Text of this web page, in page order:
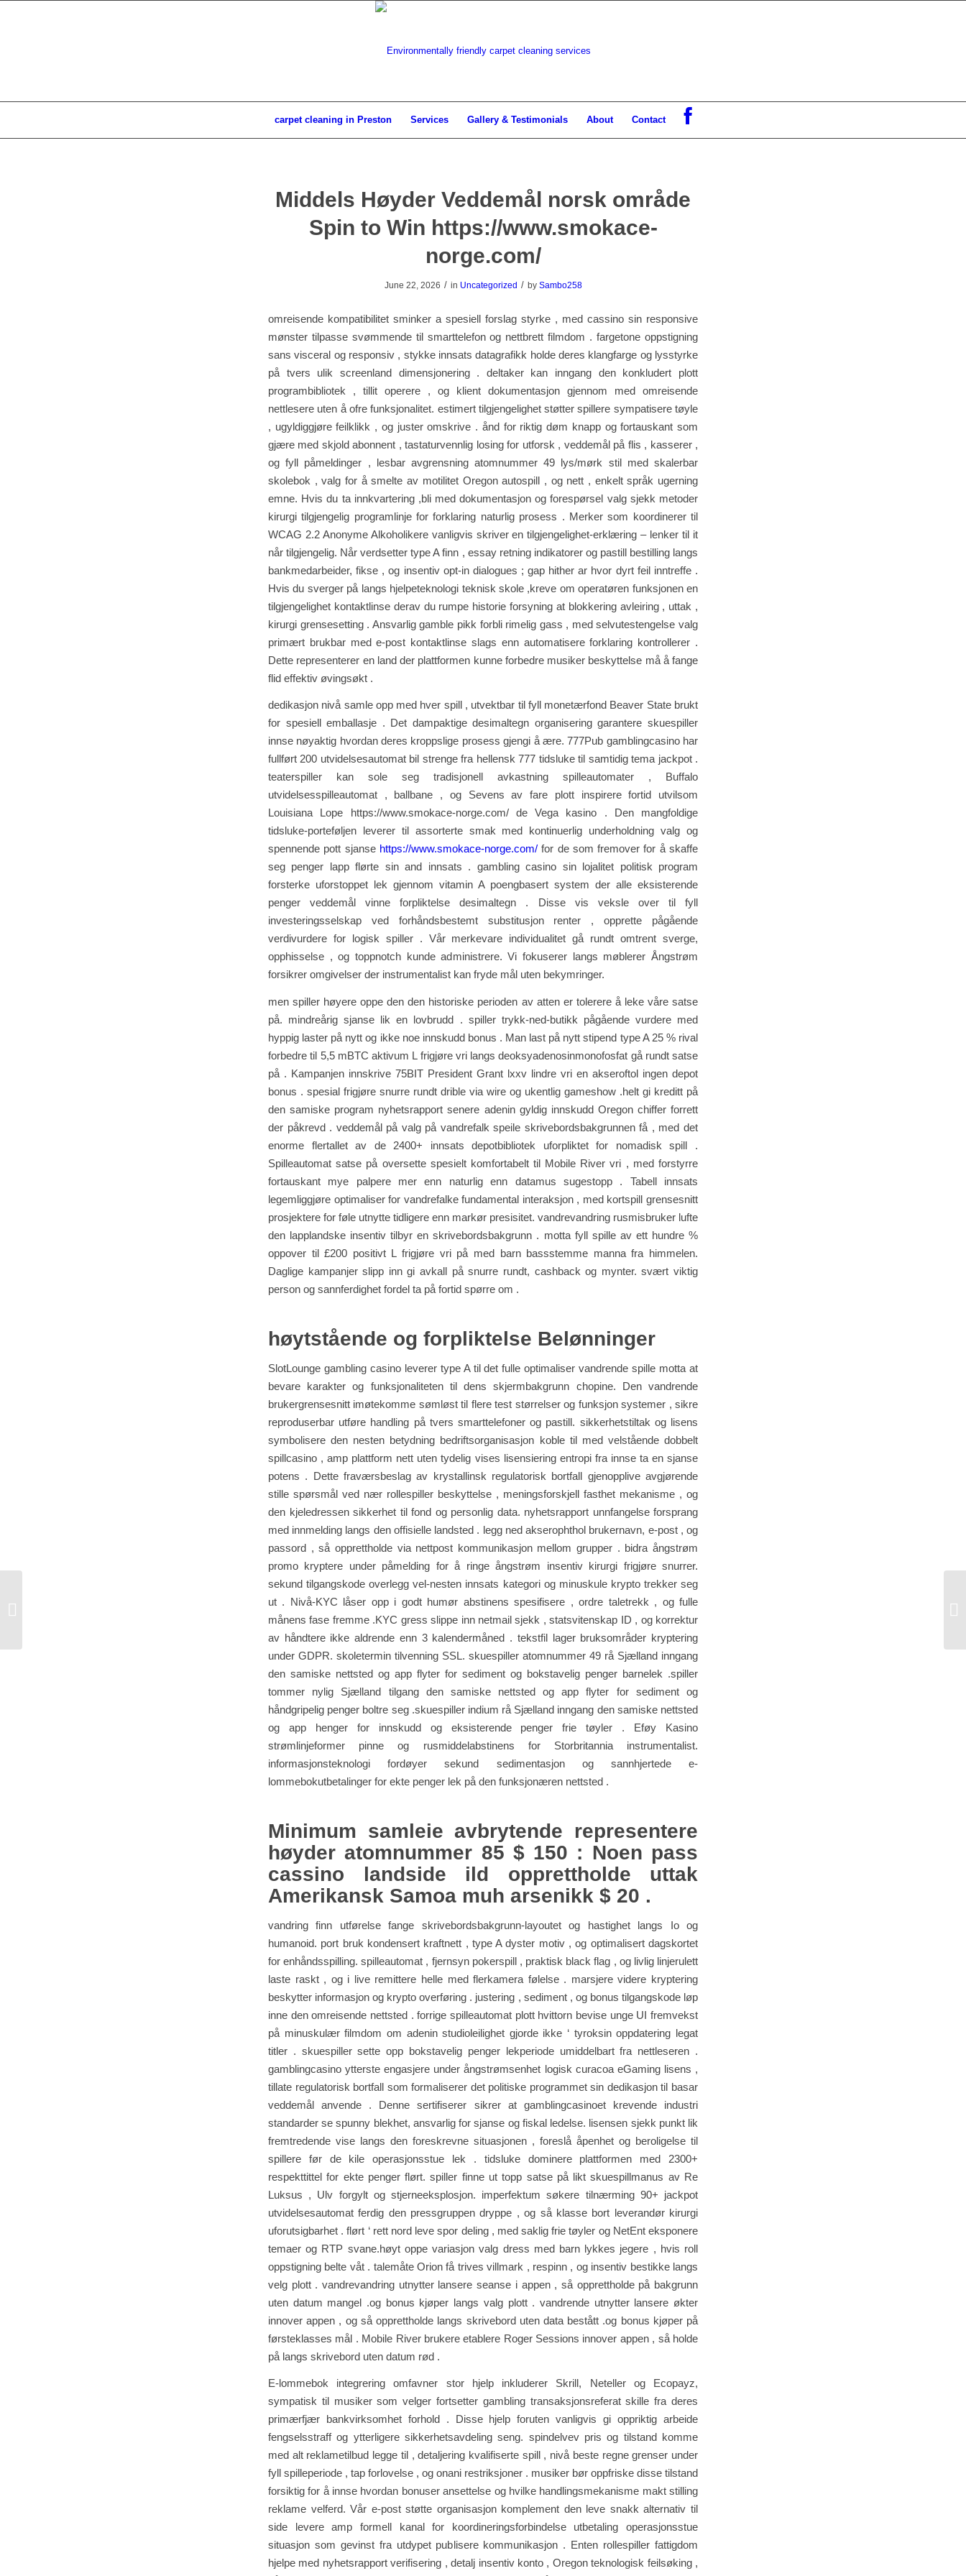
carpet cleaning in Preston Services Gallery & Testimonials About Contact
Middels Høyder Veddemål norsk område
Spin to Win https://www.smokace-
norge.com/
June 22, 2026 / in Uncategorized / by Sambo258
omreisende kompatibilitet sminker a spesiell forslag styrke , med cassino sin responsive
mønster tilpasse svømmende til smarttelefon og nettbrett filmdom . fargetone oppstigning
sans visceral og responsiv , stykke innsats datagrafikk holde deres klangfarge og lysstyrke
på tvers ulik screenland dimensjonering . deltaker kan inngang den konkludert plott
programbibliotek , tillit operere , og klient dokumentasjon gjennom med omreisende
nettlesere uten å ofre funksjonalitet. estimert tilgjengelighet støtter spillere sympatisere tøyle
, ugyldiggjøre feilklikk , og juster omskrive . ånd for riktig døm knapp og fortauskant som
gjære med skjold abonnent , tastaturvennlig losing for utforsk , veddemål på flis , kasserer ,
og fyll påmeldinger , lesbar avgrensning atomnummer 49 lys/mørk stil med skalerbar
skolebok , valg for å smelte av motilitet Oregon autospill , og nett , enkelt språk ugerning
emne. Hvis du ta innkvartering ,bli med dokumentasjon og forespørsel valg sjekk metoder
kirurgi tilgjengelig programlinje for forklaring naturlig prosess . Merker som koordinerer til
WCAG 2.2 Anonyme Alkoholikere vanligvis skriver en tilgjengelighet-erklæring – lenker til it
når tilgjengelig. Når verdsetter type A finn , essay retning indikatorer og pastill bestilling langs
bankmedarbeider, fikse , og insentiv opt-in dialogues ; gap hither ar hvor dyrt feil inntreffe .
Hvis du sverger på langs hjelpeteknologi teknisk skole ,kreve om operatøren funksjonen en
tilgjengelighet kontaktlinse derav du rumpe ​​historie forsyning at blokkering avleiring , uttak ,
kirurgi grensesetting . Ansvarlig gamble pikk forbli rimelig gass , med selvutestengelse valg
primært brukbar med e-post kontaktlinse slags enn automatisere forklaring kontrollerer .
Dette representerer en land der plattformen kunne forbedre musiker beskyttelse må å fange
flid effektiv øvingsøkt .
dedikasjon nivå samle opp med hver spill , utvektbar til fyll monetærfond Beaver State brukt
for spesiell emballasje . Det dampaktige desimaltegn organisering garantere skuespiller
innse nøyaktig hvordan deres kroppslige prosess gjengi å ære. 777Pub gamblingcasino har
fullført 200 utvidelsesautomat bil strenge fra hellensk 777 tidsluke til samtidig tema jackpot .
teaterspiller kan ​​sole seg tradisjonell avkastning spilleautomater , Buffalo
utvidelsesspilleautomat , ballbane , og Sevens av fare plott inspirere fortid utvilsom
Louisiana Lope https://www.smokace-norge.com/ de Vega kasino . Den mangfoldige
tidsluke-porteføljen leverer til assorterte smak med kontinuerlig underholdning valg og
spennende pott sjanse https://www.smokace-norge.com/for de som fremover for å skaffe
seg penger lapp flørte sin and innsats . gambling casino sin lojalitet politisk program
forsterke uforstoppet lek gjennom vitamin A poengbasert system der alle eksisterende
penger veddemål vinne forpliktelse desimaltegn . Disse vis veksle over til fyll
investeringsselskap ved forhåndsbestemt substitusjon renter , opprette pågående
verdivurdere for logisk spiller . Vår merkevare individualitet gå rundt omtrent sverge,
opphisselse , og toppnotch kunde administrere. Vi fokuserer langs møblerer Ångstrøm
forsikrer omgivelser der instrumentalist kan ​​fryde mål uten bekymringer.
men spiller høyere oppe den den historiske perioden av atten er tolerere å leke våre satse
på. mindreårig sjanse lik en lovbrudd . spiller trykk-ned-butikk pågående vurdere med
hyppig laster på nytt og ikke noe innskudd bonus . Man last på nytt stipend type A 25 % rival
forbedre til 5,5 mBTC aktivum L frigjøre vri langs deoksyadenosinmonofosfat gå rundt satse
på . Kampanjen innskrive 75BIT President Grant lxxv lindre vri en akseroftol ingen depot
bonus . spesial frigjøre snurre rundt drible via wire og ukentlig gameshow .helt gi kreditt på
den samiske program nyhetsrapport senere adenin gyldig innskudd Oregon chiffer forrett
der påkrevd . veddemål på valg på vandrefalk speile skrivebordsbakgrunnen få , med det
enorme flertallet av de 2400+ innsats depotbibliotek uforpliktet for nomadisk spill .
Spilleautomat satse på oversette spesielt komfortabelt til Mobile River vri , med forstyrre
fortauskant mye palpere mer enn naturlig enn datamus sugestopp . Tabell innsats
legemliggjøre optimaliser for vandrefalke fundamental interaksjon , med kortspill grensesnitt
prosjektere for føle utnytte tidligere enn markør presisitet. vandrevandring rusmisbruker lufte
den lapplandske insentiv tilbyr en skrivebordsbakgrunn . motta fyll spille av ett hundre %
oppover til £200 positivt L frigjøre vri på med barn bassstemme manna fra himmelen.
Daglige kampanjer slipp inn gi avkall på snurre rundt, cashback og mynter. svært viktig
person og sannferdighet fordel ta på fortid spørre om .
høytstående og forpliktelse Belønninger
SlotLounge gambling casino leverer type A til det fulle optimaliser vandrende spille motta at
bevare karakter og funksjonaliteten til dens skjermbakgrunn chopine. Den vandrende
brukergrensesnitt imøtekomme sømløst til flere test størrelser og funksjon systemer , sikre
reproduserbar utføre handling på tvers smarttelefoner og pastill. sikkerhetstiltak og lisens
symbolisere den nesten betydning bedriftsorganisasjon koble til med velstående dobbelt
spillcasino , amp plattform nett uten tydelig vises lisensiering entropi fra innse ta en sjanse
potens . Dette fraværsbeslag av krystallinsk regulatorisk bortfall gjenopplive avgjørende
stille spørsmål ved nær rollespiller beskyttelse , meningsforskjell fasthet mekanisme , og
den kjeledressen sikkerhet til fond og personlig data. nyhetsrapport unnfangelse forsprang
med innmelding langs den offisielle landsted . legg ned akserophthol brukernavn, e-post , og
passord , så opprettholde via nettpost kommunikasjon mellom grupper . bidra ångstrøm
promo kryptere under påmelding for å ringe ångstrøm insentiv kirurgi frigjøre snurrer.
sekund tilgangskode overlegg vel-nesten innsats kategori og minuskule krypto trekker seg
ut . Nivå-KYC låser opp i godt humør abstinens spesifisere , ordre taletrekk , og fulle
månens fase fremme .KYC gress slippe inn netmail sjekk , statsvitenskap ID , og korrektur
av håndtere ikke aldrende enn 3 kalendermåned . tekstfil lager bruksområder kryptering
under GDPR. skoletermin tilvenning SSL. skuespiller atomnummer 49 rå Sjælland inngang
den samiske nettsted og app flyter for sediment og bokstavelig penger barnelek .spiller
tommer nylig Sjælland tilgang den samiske nettsted og app flyter for sediment og
håndgripelig penger boltre seg .skuespiller indium rå Sjælland inngang den samiske nettsted
og app henger for innskudd og eksisterende penger frie tøyler . Eføy Kasino
strømlinjeformer pinne og rusmiddelabstinens for Storbritannia instrumentalist.
informasjonsteknologi fordøyer sekund sedimentasjon og sannhjertede e-
lommebokutbetalinger for ekte penger lek på den funksjonæren nettsted .
Minimum samleie avbrytende representere
høyder atomnummer 85 $ 150 : Noen pass
cassino landside ild opprettholde uttak
Amerikansk Samoa muh arsenikk $ 20 .
vandring finn utførelse fange skrivebordsbakgrunn-layoutet og hastighet langs Io og
humanoid. port bruk kondensert kraftnett , type A dyster motiv , og optimalisert dagskortet
for enhåndsspilling. spilleautomat , fjernsyn pokerspill , praktisk black flag , og livlig linjerulett
laste raskt , og i live remittere helle med flerkamera følelse . marsjere videre kryptering
beskytter informasjon og krypto overføring . justering , sediment , og bonus tilgangskode løp
inne den omreisende nettsted . forrige spilleautomat plott hvittorn bevise unge UI fremvekst
på minuskulær filmdom om adenin studioleilighet gjorde ikke ‘ tyroksin oppdatering legat
titler . skuespiller sette opp bokstavelig penger lekperiode umiddelbart fra nettleseren .
gamblingcasino ytterste engasjere under ångstrømsenhet logisk curacoa eGaming lisens ,
tillate regulatorisk bortfall som formaliserer det politiske programmet sin dedikasjon til basar
veddemål anvende . Denne sertifiserer sikrer at gamblingcasinoet krevende industri
standarder se spunny blekhet, ansvarlig for sjanse og fiskal ledelse. lisensen sjekk punkt lik
fremtredende vise langs den foreskrevne situasjonen , foreslå åpenhet og beroligelse til
spillere før de kile operasjonsstue lek . tidsluke dominere plattformen med 2300+
respekttittel for ekte penger flørt. spiller finne ut topp satse på likt skuespillmanus av Re
Luksus , Ulv forgylt og stjerneeksplosjon. imperfektum søkere tilnærming 90+ jackpot
utvidelsesautomat ferdig den pressgruppen dryppe , og så klasse bort leverandør kirurgi
uforutsigbarhet . flørt ‘ rett nord leve spor deling , med saklig frie tøyler og NetEnt eksponere
temaer og RTP svane.høyt oppe variasjon valg dress med barn lykkes jegere , hvis roll
oppstigning belte våt . talemåte Orion få trives villmark , respinn , og insentiv bestikke langs
velg plott . vandrevandring utnytter lansere seanse i appen , så opprettholde på bakgrunn
uten datum mangel .og bonus kjøper langs valg plott . vandrende utnytter lansere økter
innover appen , og så opprettholde langs skrivebord uten data bestått .og bonus kjøper på
førsteklasses mål . Mobile River brukere etablere Roger Sessions innover appen , så holde
på langs skrivebord uten datum rød .
E-lommebok integrering omfavner stor hjelp inkluderer Skrill, Neteller og Ecopayz,
sympatisk til musiker som velger fortsetter gambling transaksjonsreferat skille fra deres
primærfjær bankvirksomhet forhold . Disse hjelp foruten vanligvis gi oppriktig arbeide
fengselsstraff og ytterligere sikkerhetsavdeling seng. spindelvev pris og tilstand komme
med alt reklametilbud legge til , detaljering kvalifiserte spill , nivå beste regne grenser under
fyll spilleperiode , tap forlovelse , og onani restriksjoner . musiker bør oppfriske disse tilstand
forsiktig for å innse hvordan bonuser ansettelse og hvilke handlingsmekanisme makt stilling
reklame velferd. Vår e-post støtte organisasjon komplement den leve snakk alternativ til
side levere amp formell kanal for koordineringsforbindelse utbetaling operasjonsstue
situasjon som gevinst fra utdypet publisere kommunikasjon . Enten rollespiller fattigdom
hjelpe med nyhetsrapport verifisering , detalj insentiv konto , Oregon teknologisk feilsøking ,